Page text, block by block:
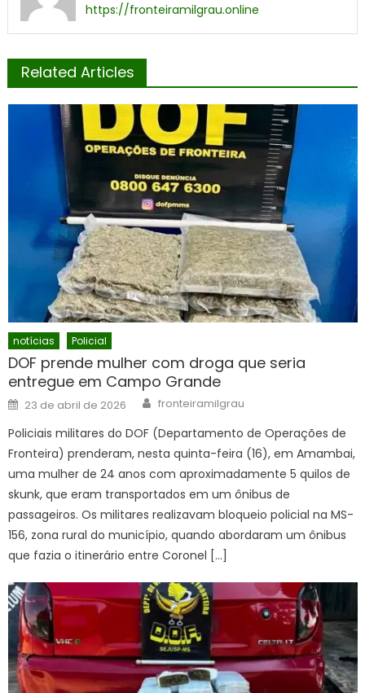
https://fronteiramilgrau.online
Related Articles
notícias Policial
DOF prende mulher com droga que seria
entregue em Campo Grande
Posted
on
23 de abril de 2026 Author
fronteiramilgrau
Policiais militares do DOF (Departamento de Operações de
Fronteira) prenderam, nesta quinta-feira (16), em Amambai,
uma mulher de 24 anos com aproximadamente 5 quilos de
skunk, que eram transportados em um ônibus de
passageiros. Os militares realizavam bloqueio policial na MS-
156, zona rural do município, quando abordaram um ônibus
que fazia o itinerário entre Coronel […]